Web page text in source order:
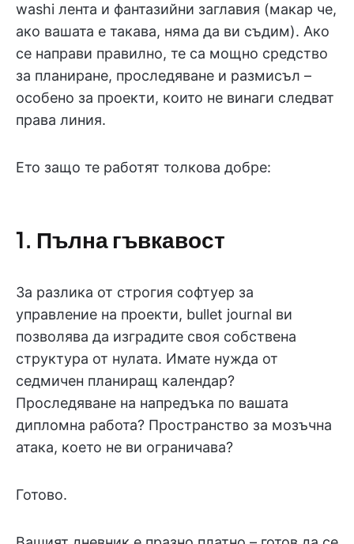
washi лента и фантазийни заглавия (макар че,
ако вашата е такава, няма да ви съдим). Ако
се направи правилно, те са мощно средство
за планиране, проследяване и размисъл –
особено за проекти, които не винаги следват
права линия.
Ето защо те работят толкова добре:
1. Пълна гъвкавост
За разлика от строгия софтуер за
управление на проекти, bullet journal ви
позволява да изградите своя собствена
структура от нулата. Имате нужда от
седмичен планиращ календар?
Проследяване на напредъка по вашата
дипломна работа? Пространство за мозъчна
атака, което не ви ограничава?
Готово.